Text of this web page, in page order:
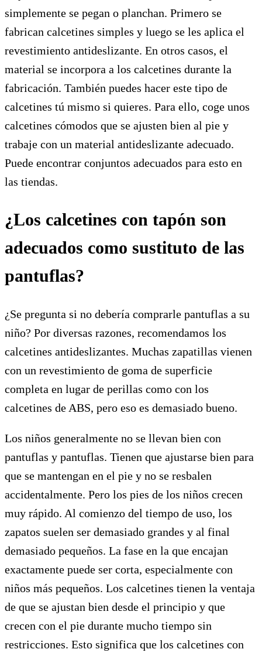
simplemente se pegan o planchan. Primero se
fabrican calcetines simples y luego se les aplica el
revestimiento antideslizante. En otros casos, el
material se incorpora a los calcetines durante la
fabricación. También puedes hacer este tipo de
calcetines tú mismo si quieres. Para ello, coge unos
calcetines cómodos que se ajusten bien al pie y
trabaje con un material antideslizante adecuado.
Puede encontrar conjuntos adecuados para esto en
las tiendas.
¿Los calcetines con tapón son
adecuados como sustituto de las
pantuflas?
¿Se pregunta si no debería comprarle pantuflas a su
niño? Por diversas razones, recomendamos los
calcetines antideslizantes. Muchas zapatillas vienen
con un revestimiento de goma de superficie
completa en lugar de perillas como con los
calcetines de ABS, pero eso es demasiado bueno.
Los niños generalmente no se llevan bien con
pantuflas y pantuflas. Tienen que ajustarse bien para
que se mantengan en el pie y no se resbalen
accidentalmente. Pero los pies de los niños crecen
muy rápido. Al comienzo del tiempo de uso, los
zapatos suelen ser demasiado grandes y al final
demasiado pequeños. La fase en la que encajan
exactamente puede ser corta, especialmente con
niños más pequeños. Los calcetines tienen la ventaja
de que se ajustan bien desde el principio y que
crecen con el pie durante mucho tiempo sin
restricciones. Esto significa que los calcetines con